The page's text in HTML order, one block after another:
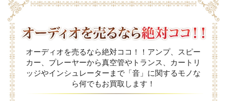
オーディオを売るなら絶対ココ！！アンプ、スピー
カー、プレーヤーから真空管やトランス、カートリ
ッジやインシュレーターまで「音」に関するモノな
ら何でもお買取します！